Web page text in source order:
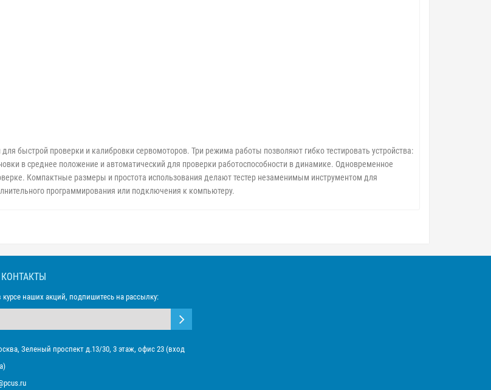
быстрой проверки и калибровки сервомоторов. Три режима работы позволяют гибко тестировать устройства:
в среднее положение и автоматический для проверки работоспособности в динамике. Одновременное
Компактные размеры и простота использования делают тестер незаменимым инструментом для
программирования или подключения к компьютеру.
курсе наших акций, подпишитесь на рассылку:
Зеленый проспект д.13/30, 3 этаж, офис 23 (вход